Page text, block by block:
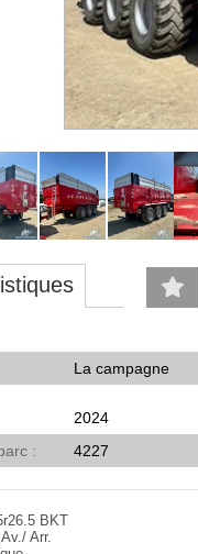
La campagne
2024
4227
BKT
Arr.